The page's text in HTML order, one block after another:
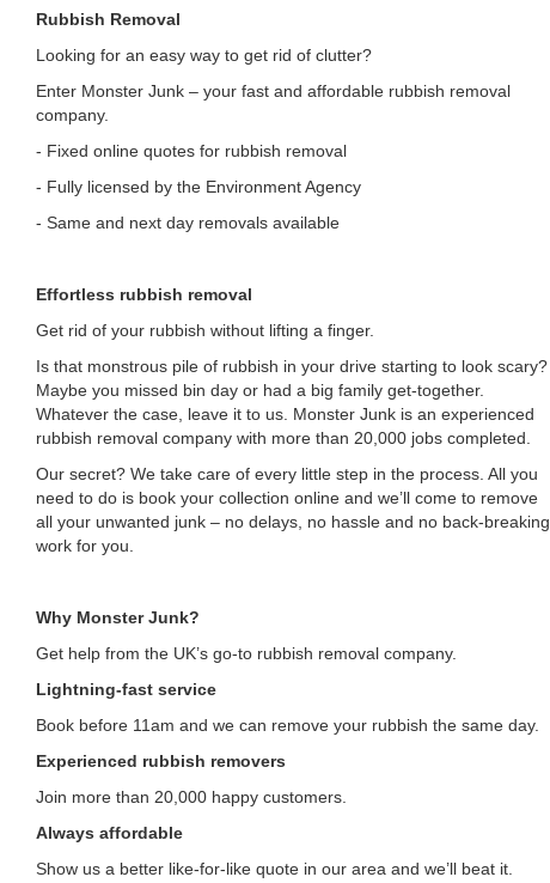
Rubbish Removal
Looking for an easy way to get rid of clutter?
Enter Monster Junk – your fast and affordable rubbish removal
company.
- Fixed online quotes for rubbish removal
- Fully licensed by the Environment Agency
- Same and next day removals available
Effortless rubbish removal
Get rid of your rubbish without lifting a finger.
Is that monstrous pile of rubbish in your drive starting to look scary?
Maybe you missed bin day or had a big family get-together.
Whatever the case, leave it to us. Monster Junk is an experienced
rubbish removal company with more than 20,000 jobs completed.
Our secret? We take care of every little step in the process. All you
need to do is book your collection online and we’ll come to remove
all your unwanted junk – no delays, no hassle and no back-breaking
work for you.
Why Monster Junk?
Get help from the UK’s go-to rubbish removal company.
Lightning-fast service
Book before 11am and we can remove your rubbish the same day.
Experienced rubbish removers
Join more than 20,000 happy customers.
Always affordable
Show us a better like-for-like quote in our area and we’ll beat it.